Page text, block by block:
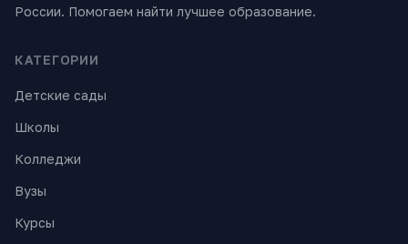
России. Помогаем найти лучшее образование.
КАТЕГОРИИ
Детские сады
Школы
Колледжи
Вузы
Курсы